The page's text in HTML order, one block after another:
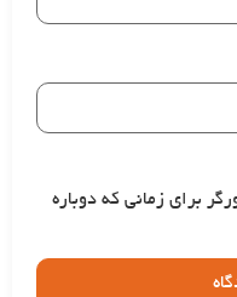
برای زمانی که دوباره